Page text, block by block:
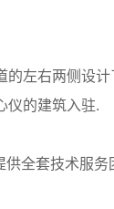
的左右两侧设
仪的建筑入驻.
全套技术服务